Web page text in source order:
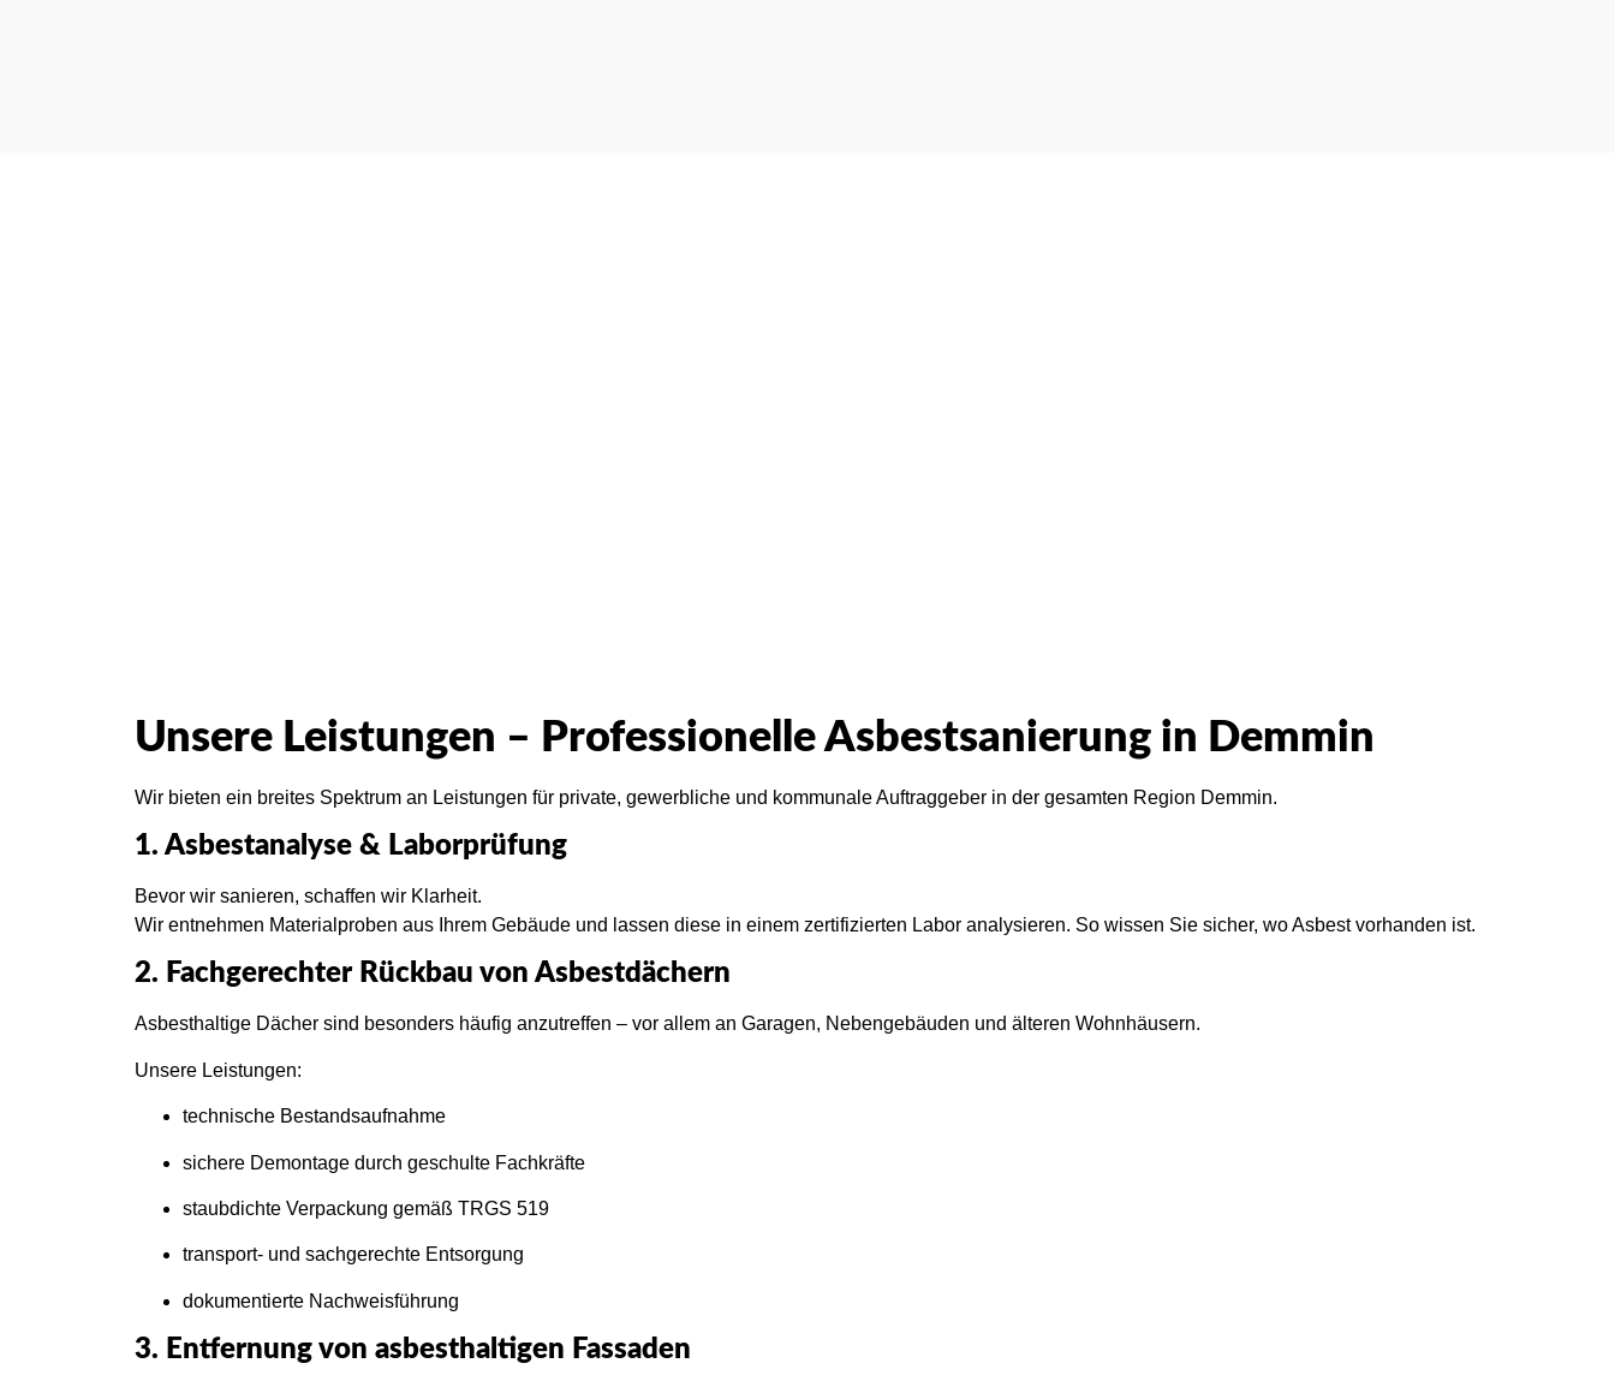
Unsere Leistungen – Professionelle Asbestsanierung in Demmin
Wir bieten ein breites Spektrum an Leistungen für private, gewerbliche und kommunale Auftraggeber in der gesamten Region Demmin.
1. Asbestanalyse & Laborprüfung
Bevor wir sanieren, schaffen wir Klarheit.
Wir entnehmen Materialproben aus Ihrem Gebäude und lassen diese in einem zertifizierten Labor analysieren. So wissen Sie sicher, wo Asbest vorhanden ist.
2. Fachgerechter Rückbau von Asbestdächern
Asbesthaltige Dächer sind besonders häufig anzutreffen – vor allem an Garagen, Nebengebäuden und älteren Wohnhäusern.
Unsere Leistungen:
technische Bestandsaufnahme
sichere Demontage durch geschulte Fachkräfte
staubdichte Verpackung gemäß TRGS 519
transport- und sachgerechte Entsorgung
dokumentierte Nachweisführung
3. Entfernung von asbesthaltigen Fassaden